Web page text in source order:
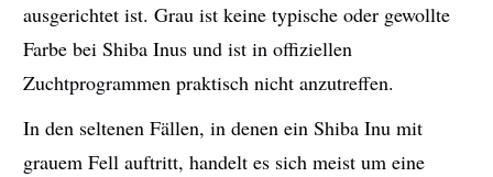
ausgerichtet ist. Grau ist keine typische oder gewollte
Farbe bei Shiba Inus und ist in offiziellen
Zuchtprogrammen praktisch nicht anzutreffen.
In den seltenen Fällen, in denen ein Shiba Inu mit
grauem Fell auftritt, handelt es sich meist um eine